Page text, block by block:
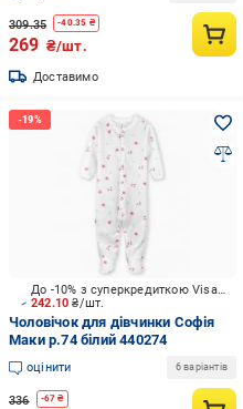
309.35 -40.35 ₴
269 ₴/шт.
Доставимо
242.10₴/шт.
До -10% з суперкредиткою Visa Вигода
Чоловічок для дівчинки Софія
Маки р.74 білий 440274
оцінити 6 варіантів
336 -67 ₴